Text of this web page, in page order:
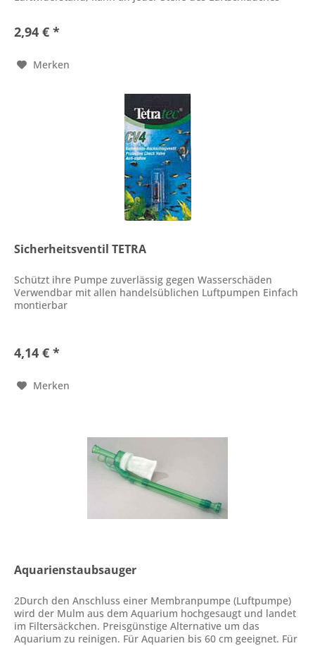
2,94 € *
Merken
Sicherheitsventil TETRA
Schützt ihre Pumpe zuverlässig gegen Wasserschäden
Verwendbar mit allen handelsüblichen Luftpumpen Einfach
montierbar
4,14 € *
Merken
Aquarienstaubsauger
2Durch den Anschluss einer Membranpumpe (Luftpumpe)
wird der Mulm aus dem Aquarium hochgesaugt und landet
im Filtersäckchen. Preisgünstige Alternative um das
Aquarium zu reinigen. Für Aquarien bis 60 cm geeignet. Für